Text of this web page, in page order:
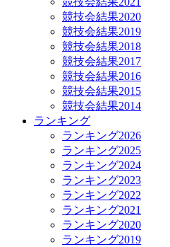
競技会結果2020
競技会結果2019
競技会結果2018
競技会結果2017
競技会結果2016
競技会結果2015
競技会結果2014
ランキング
ランキング2026
ランキング2025
ランキング2024
ランキング2023
ランキング2022
ランキング2021
ランキング2020
ランキング2019